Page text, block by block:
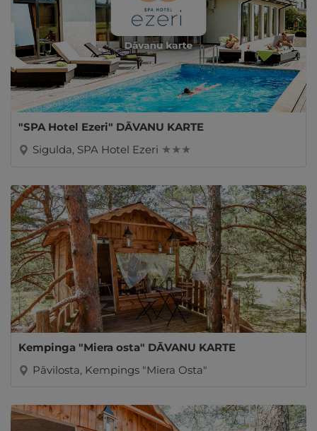
"SPA Hotel Ezeri" DĀVANU KARTE
Sigulda, SPA Hotel Ezeri ★ ★ ★
Kempinga "Miera osta" DĀVANU KARTE
Pāvilosta, Kempings "Miera Osta"